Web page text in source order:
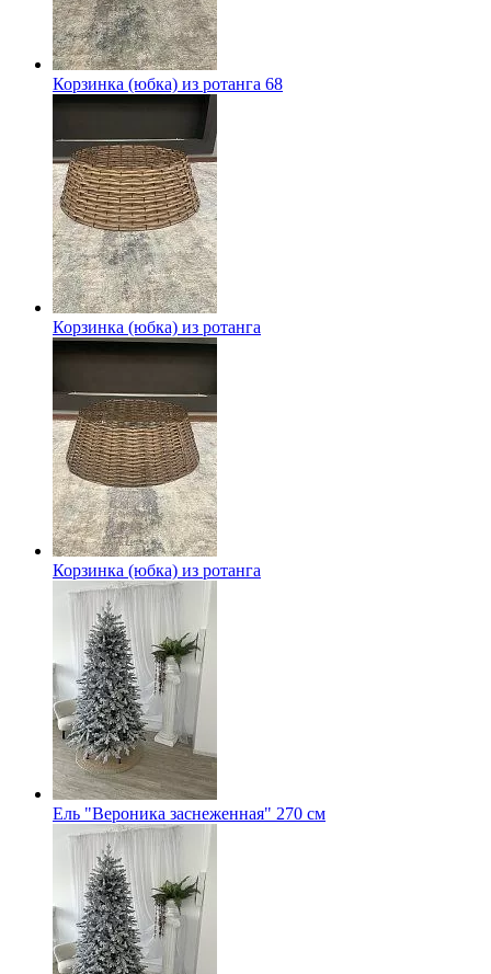
Корзинка (юбка) из ротанга 68
Корзинка (юбка) из ротанга
Корзинка (юбка) из ротанга
Ель "Вероника заснеженная" 270 см